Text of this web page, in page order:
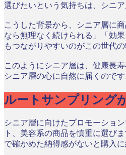
選びたいという気持ちは、シニ
こうした背景から、シニア層に
なら無理なく続けられる」「効
もつながりやすいのがこの世代の
このようにシニア層は、健康長
シニア層の心に自然に届くのです
ルートサンプリング
シニア層に向けたプロモーショ
ト、美容系の商品を慎重に選び
で確かめた納得感がないと購入